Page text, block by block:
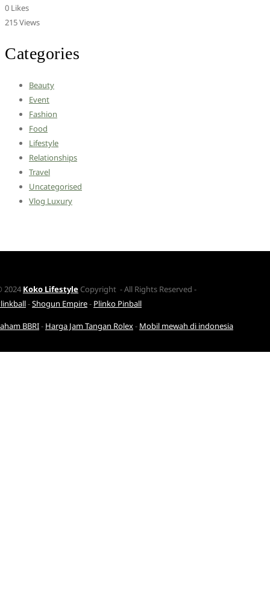
0 Likes
215 Views
Categories
Beauty
Event
Fashion
Food
Lifestyle
Relationships
Travel
Uncategorised
Vlog Luxury
2024 Koko Lifestyle Copyright - All Rights Reserved -
-Shogun Empire- Plinko Pinball
BBRI- Harga Jam Tangan Rolex- Mobil mewah di indonesia